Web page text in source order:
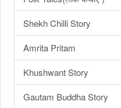
Shekh Chilli Story
Amrita Pritam
Khushwant Story
Gautam Buddha Story